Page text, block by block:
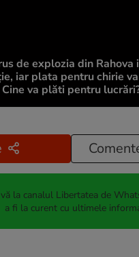
de explozia din Rahova
iar plata pentru chirie
va plăti pentru
la canalul Libertatea de
a fi la curent cu ultimele